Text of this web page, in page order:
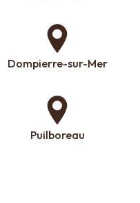
Dompierre-sur-Mer
Puilboreau